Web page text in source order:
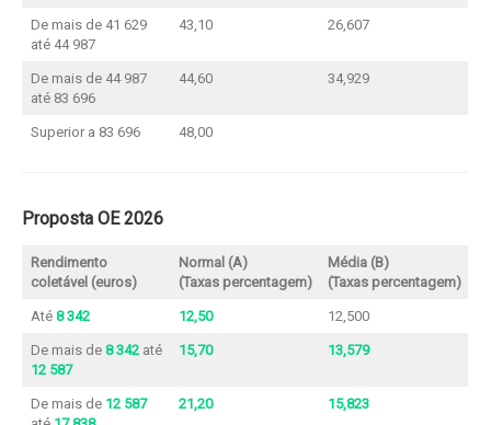
De mais de 41 629
até 44 987
43,10 26,607
De mais de 44 987
até 83 696
44,60 34,929
Superior a 83 696 48,00
Proposta OE 2026
Rendimento
coletável (euros)
Normal (A)
(Taxas percentagem)
Média (B)
(Taxas percentagem)
Até8 342 12,50 12,500
De mais de 8 342até
12 587
15,70 13,579
De mais de 12 587
21,20 15,823